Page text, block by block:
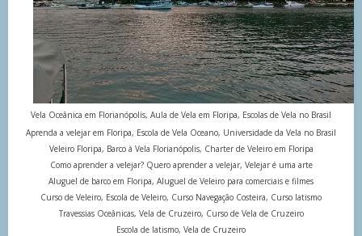
Vela Oceânica em Florianópolis, Aula de Vela em Floripa, Escolas de Vela no Brasil
Aprenda a velejar em Floripa, Escola de Vela Oceano, Universidade da Vela no Brasil
Veleiro Floripa, Barco à Vela Florianópolis, Charter de Veleiro em Floripa
Como aprender a velejar? Quero aprender a velejar, Velejar é uma arte
Aluguel de barco em Floripa, Aluguel de Veleiro para comerciais e filmes
Curso de Veleiro, Escola de Veleiro, Curso Navegação Costeira, Curso Iatismo
Travessias Oceânicas, Vela de Cruzeiro, Curso de Vela de Cruzeiro
Escola de Iatismo, Vela de Cruzeiro